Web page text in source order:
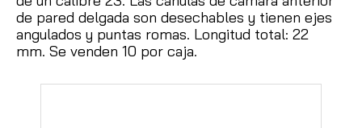
de pared delgada son desechables y tienen ejes
angulados y puntas romas. Longitud total: 22
mm. Se venden 10 por caja.